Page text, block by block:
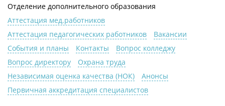
Отделение дополнительного образования
Аттестация мед.работников
Аттестация педагогических работников
Вакансии
События и планы
Контакты
Вопрос колледжу
Вопрос директору
Охрана труда
Независимая оценка качества (НОК)
Анонсы
Первичная аккредитация специалистов